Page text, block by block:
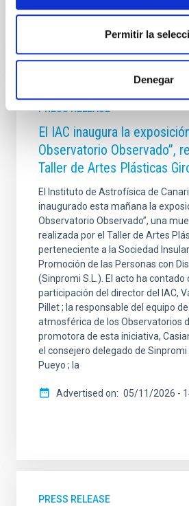
Permitir la
Denegar
PRESS RELEASE
El IAC inaugura la
Observatorio Observado”,
Taller de Artes Plásticas
El Instituto de Astrofísica de
inaugurado esta mañana la
Observatorio Observado”, una
realizada por el Taller de Artes
perteneciente a la Sociedad
Promoción de las Personas con
(Sinpromi S.L.). El acto ha contado
participación del director del IAC,
Pillet ; la responsable del equipo
atmosférica de los Observatorios
promotora de esta iniciativa,
el consejero delegado de Sinpromi
Pueyo ; la
Advertised on 05/11/2026 -
PRESS RELEASE